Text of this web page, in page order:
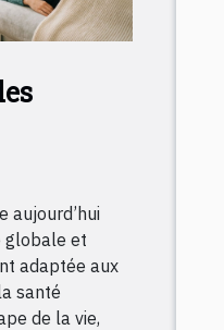
la
vie
aujourd’hui
globale et
adaptée aux
santé
de la vie,